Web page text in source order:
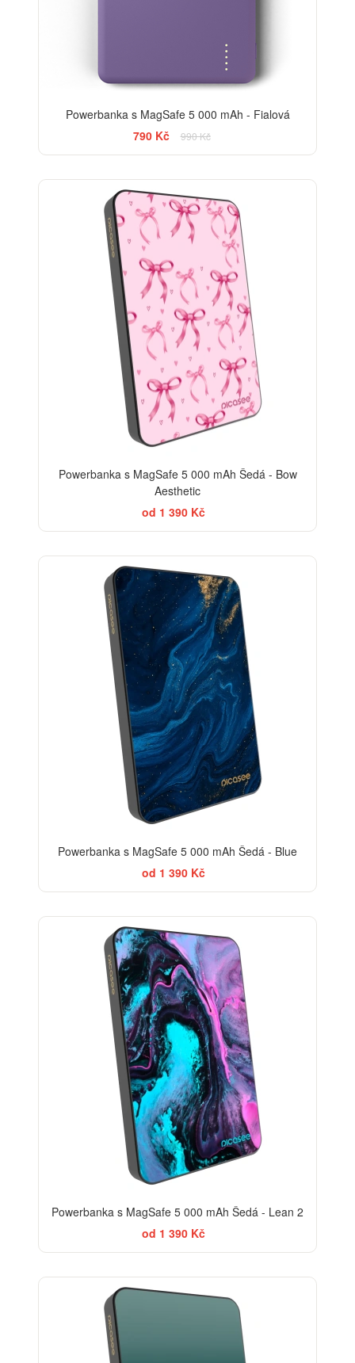
Powerbanka s MagSafe 5 000 mAh - Fialová
790 Kč
990 Kč
Powerbanka s MagSafe 5 000 mAh Šedá - Bow
Aesthetic
od 1 390 Kč
Powerbanka s MagSafe 5 000 mAh Šedá - Blue
od 1 390 Kč
Powerbanka s MagSafe 5 000 mAh Šedá - Lean 2
od 1 390 Kč